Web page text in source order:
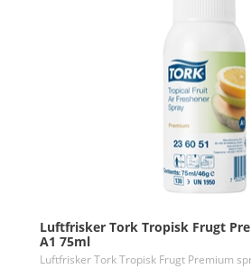
Luftfrisker Tork Tropisk Frugt
A1 75ml
Luftfrisker Tork Tropisk Frugt Premium